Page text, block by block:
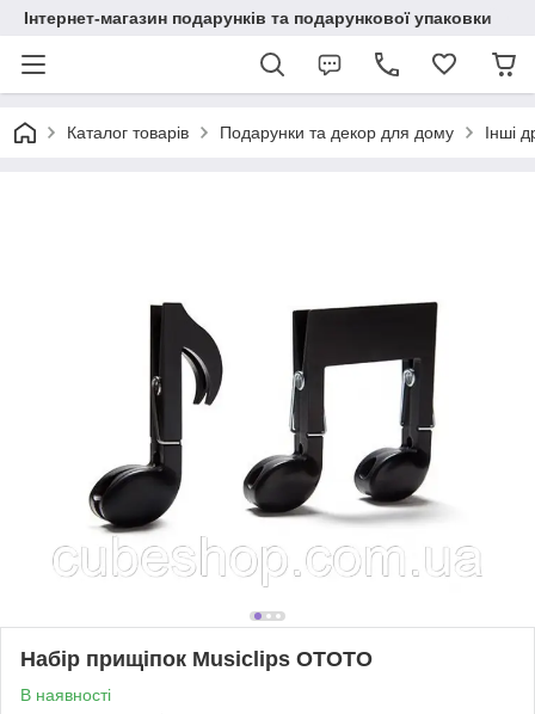
Інтернет-магазин подарунків та подарункової упаковки
Каталог товарів Подарунки та декор для дому Інші
Набір прищіпок Musiclips OTOTO
В наявності